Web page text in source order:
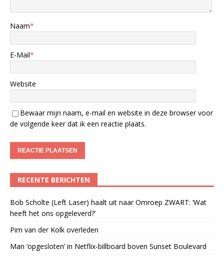
Naam*
E-Mail*
Website
Bewaar mijn naam, e-mail en website in deze browser voor
de volgende keer dat ik een reactie plaats.
RECENTE BERICHTEN
Bob Scholte (Left Laser) haalt uit naar Omroep ZWART: ‘Wat
heeft het ons opgeleverd?’
Pim van der Kolk overleden
Man ‘opgesloten’ in Netflix-billboard boven Sunset Boulevard